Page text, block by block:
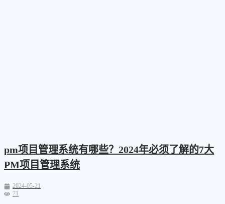
pm项目管理系统有哪些？2024年必须了解的7大
PM项目管理系统
2024-05-21
71